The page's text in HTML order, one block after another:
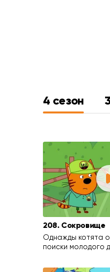
4 сезон
208. Сокровище
Однажды котята
поиски молодого